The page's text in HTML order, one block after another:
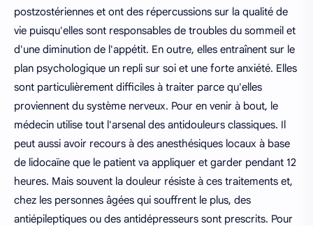
postzostériennes et ont des répercussions sur la qualité de
vie puisqu'elles sont responsables de troubles du sommeil et
d'une diminution de l'appétit. En outre, elles entraînent sur le
plan psychologique un repli sur soi et une forte anxiété. Elles
sont particulièrement difficiles à traiter parce qu'elles
proviennent du système nerveux. Pour en venir à bout, le
médecin utilise tout l'arsenal des antidouleurs classiques. Il
peut aussi avoir recours à des anesthésiques locaux à base
de lidocaïne que le patient va appliquer et garder pendant 12
heures. Mais souvent la douleur résiste à ces traitements et,
chez les personnes âgées qui souffrent le plus, des
antiépileptiques ou des antidépresseurs sont prescrits. Pour